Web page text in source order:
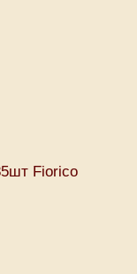
Fiorico